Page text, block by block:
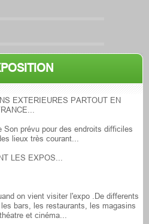
EXTERIEURES PARTOUT EN
prévu pour des endroits difficiles
lieux très courant...
LES EXPOS...
on vient visiter l'expo .De differents
bars, les restaurants, les magasins
et cinéma...